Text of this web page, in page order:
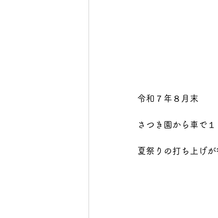
令和７年８月末
さつき園から車で
夏祭りの打ち上げ